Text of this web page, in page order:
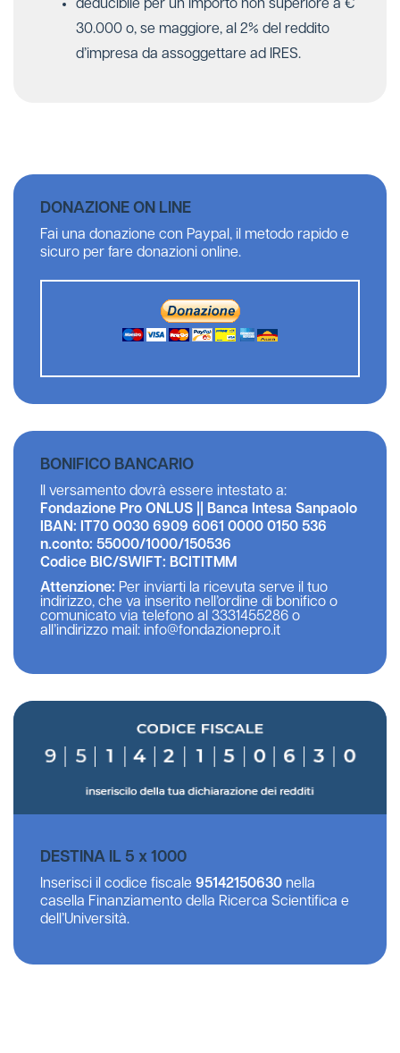
deducibile per un importo non superiore a €
30.000 o, se maggiore, al 2% del reddito
d’impresa da assoggettare ad IRES.
DONAZIONE ON LINE
Fai una donazione con Paypal, il metodo rapido e
sicuro per fare donazioni online.
BONIFICO BANCARIO
Il versamento dovrà essere intestato a:
Fondazione Pro ONLUS || Banca Intesa Sanpaolo
IBAN: IT70 O030 6909 6061 0000 0150 536
n.conto: 55000/1000/150536
Codice BIC/SWIFT: BCITITMM
Attenzione: Per inviarti la ricevuta serve il tuo
indirizzo, che va inserito nell’ordine di bonifico o
comunicato via telefono al 3331455286 o
all’indirizzo mail: info@fondazionepro.it
DESTINA IL 5 x 1000
Inserisci il codice fiscale 95142150630 nella
casella Finanziamento della Ricerca Scientifica e
dell’Università.